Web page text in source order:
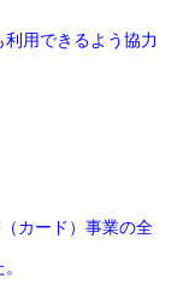
用できるよう協力
カード）事業の全